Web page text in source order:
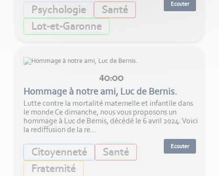
Psychologie
Santé
Lot-et-Garonne
Ecouter
40:00
Hommage à notre ami, Luc de Bernis.
Lutte contre la mortalité maternelle et infantile dans
le monde Ce dimanche, nous vous proposons un
hommage à Luc de Bernis, décédé le 6 avril 2024. Voici
la rediffusion de la re...
Citoyenneté
Santé
Fraternité
Ecouter